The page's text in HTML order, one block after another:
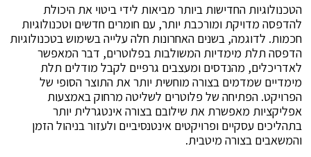
הטכנולוגיות החדישות ביותר מביאות לידי ביטוי את היכולת
להדפסה מדויקת ומורכבת יותר, עם חומרים חדשים וטכנולוגיות
חכמות. לדוגמה, בשנים האחרונות חלה עלייה בשימוש בטכנולוגיות
הדפסה תלת מימדיות המשולבות בפלוטרים, דבר המאפשר
לאדריכלים, מהנדסים ומעצבים גרפיים לקבל מודלים תלת
מימדיים שמדמים בצורה מוחשית יותר את התוצר הסופי של
הפרויקט. הפתיחה של פלוטרים לשליטה מרחוק באמצעות
אפליקציות מאפשרת את שילובם בצורה אינטגרלית יותר
בתהליכים עסקיים ופרויקטים אינטנסיביים ולעזור בניהול הזמן
והמשאבים בצורה מיטבית.